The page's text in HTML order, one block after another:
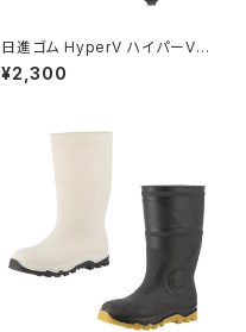
日進ゴム HyperV ハイパーV
作業靴 ワークシューズ 氷雪用
スタッドレスソール SSー02 滑
¥2,300